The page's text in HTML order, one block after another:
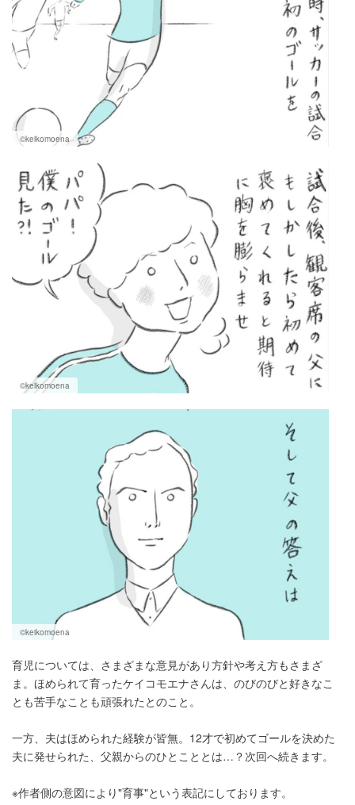
©keikomoena
©keikomoena
©keikomoena
育児については、さまざまな意見があり方針や考え方もさまざ
ま。ほめられて育ったケイコモエナさんは、のびのびと好きなこ
とも苦手なことも頑張れたとのこと。
一方、夫はほめられた経験が皆無。12才で初めてゴールを決めた
夫に発せられた、父親からのひとこととは…？次回へ続きます。
※作者側の意図により"育事"という表記にしております。